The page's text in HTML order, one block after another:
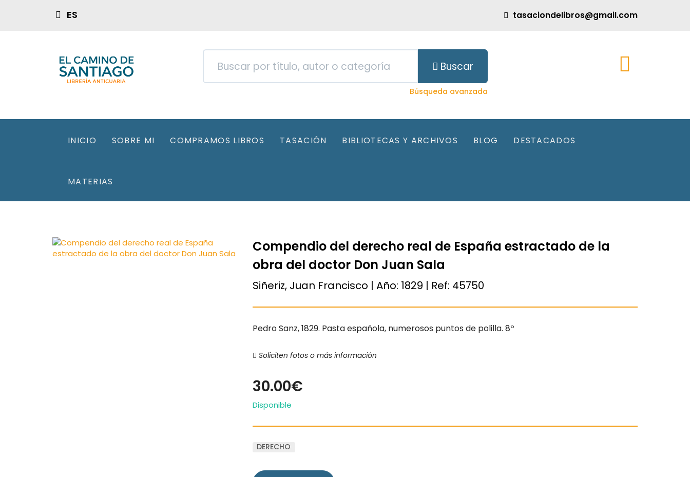
ES tasaciondelibros@gmail.com
Buscar
Búsqueda avanzada
INICIO SOBRE MI COMPRAMOS LIBROS TASACIÓN BIBLIOTECAS Y ARCHIVOS BLOG DESTACADOS
MATERIAS
Compendio del derecho real de España estractado de la
obra del doctor Don Juan Sala
Siñeriz, Juan Francisco | Año: 1829 | Ref: 45750
Pedro Sanz, 1829. Pasta española, numerosos puntos de polilla. 8º
Soliciten fotos o más información
30.00€
Disponible
DERECHO